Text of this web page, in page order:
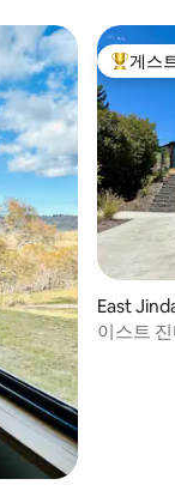
상위 게
게스
East
이스트